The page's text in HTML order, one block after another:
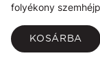
folyékony
KOSÁRBA